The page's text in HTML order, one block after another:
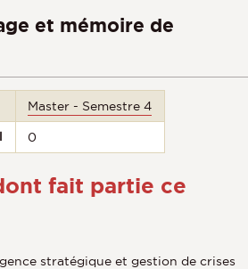
et mémoire de
Master - Semestre 4
0
fait partie ce
stratégique et gestion de crises